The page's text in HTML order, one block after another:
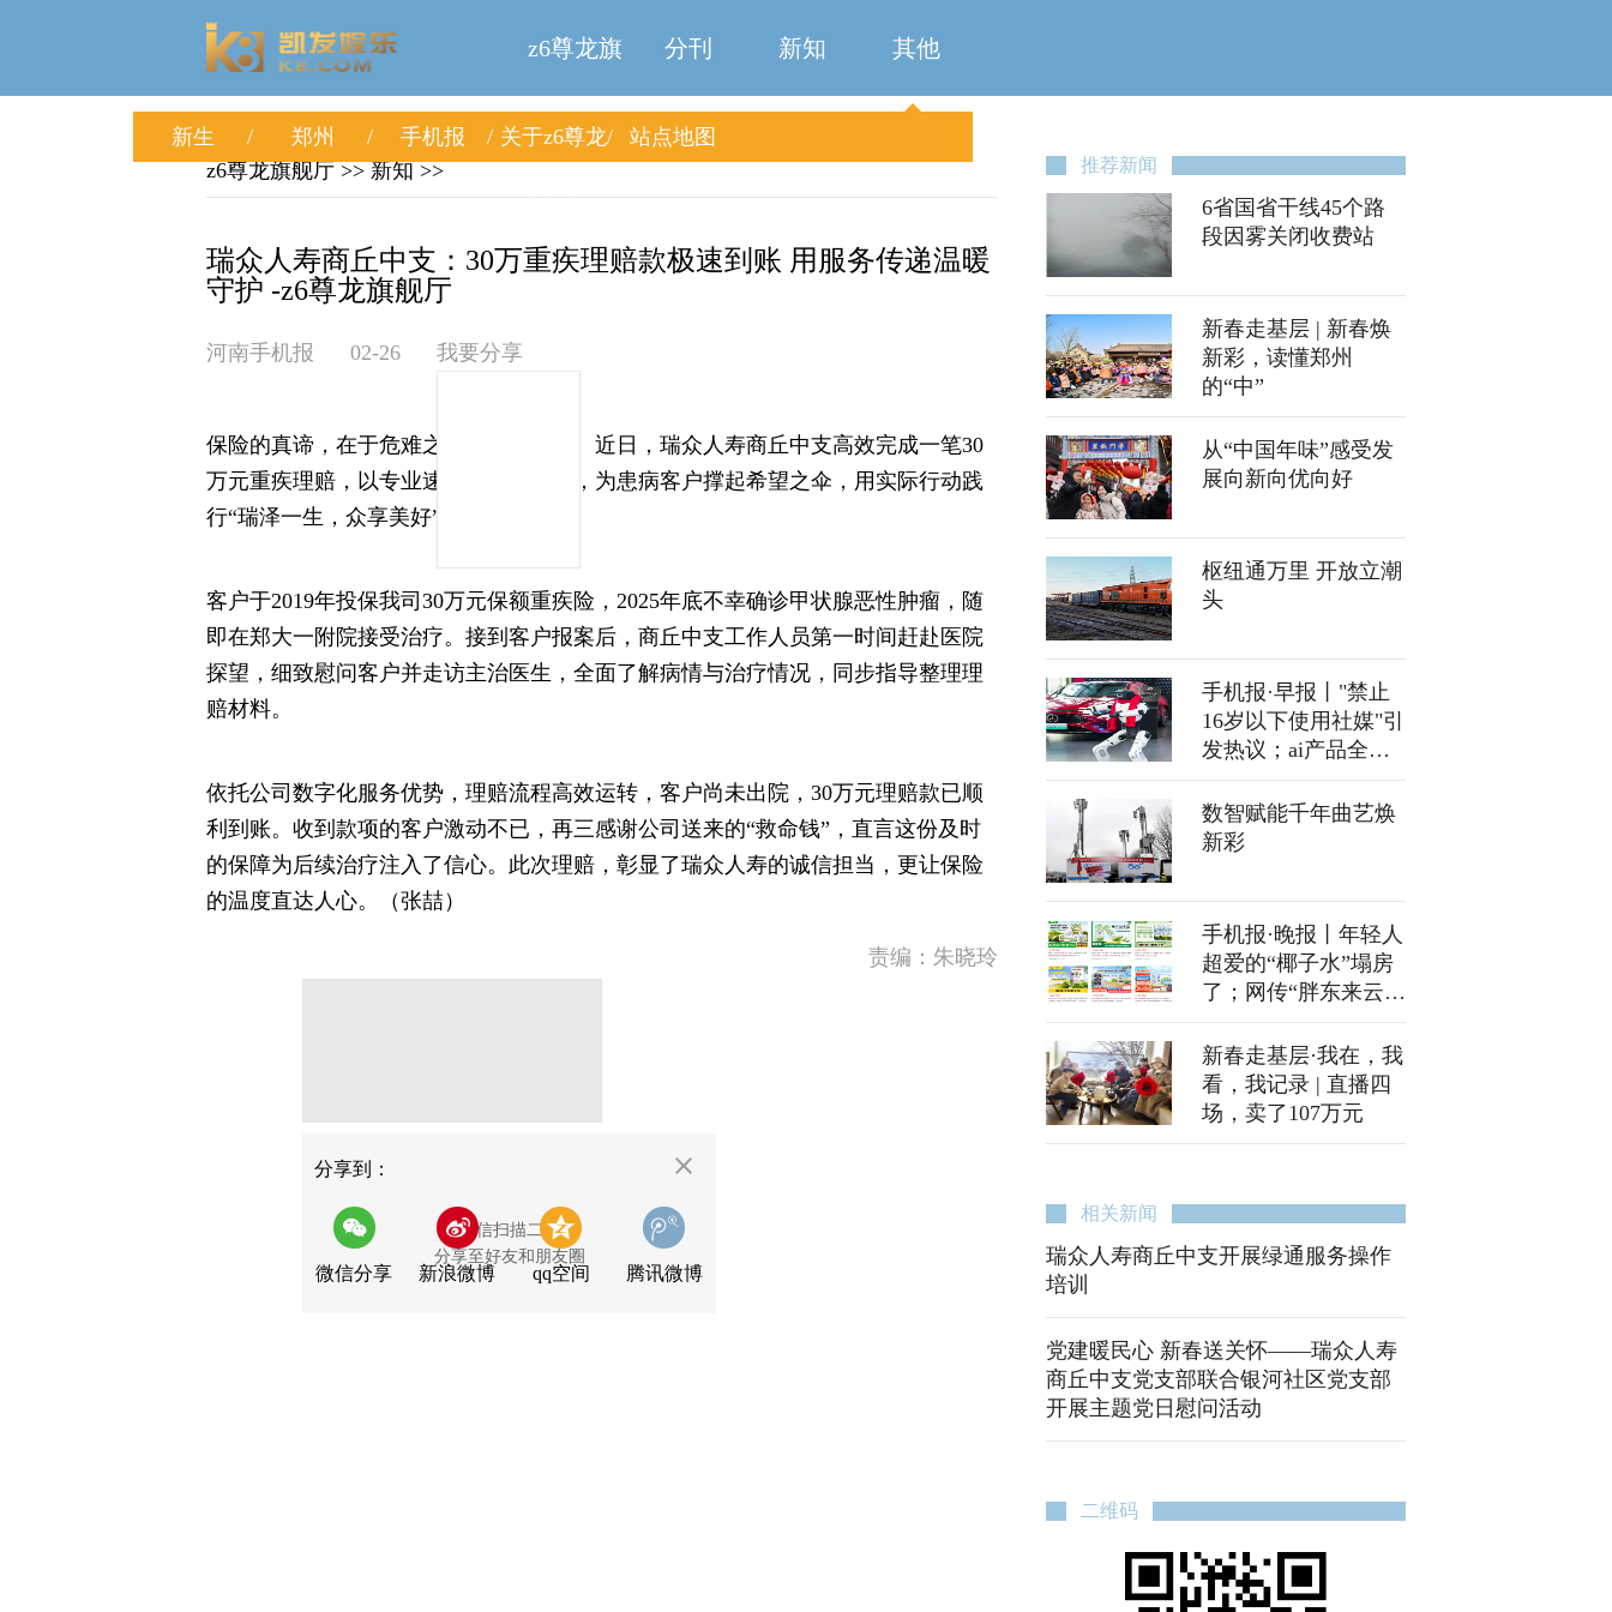
z6尊龙旗
舰厅
分刊 新知 其他
新生 郑州 手机报 关于z6尊龙
站点地图
z6尊龙旗舰厅 >> 新知 >>
瑞众人寿商丘中支：30万重疾理赔款极速到账 用服务传递温暖
守护 -z6尊龙旗舰厅
河南手机报 02-26 我要分享
保险的真谛，在于危难之际的挺身而出。近日，瑞众人寿商丘中支高效完成一笔30
万元重疾理赔，以专业速度与暖心服务，为患病客户撑起希望之伞，用实际行动践
行“瑞泽一生，众享美好”的品牌承诺。
客户于2019年投保我司30万元保额重疾险，2025年底不幸确诊甲状腺恶性肿瘤，随
即在郑大一附院接受治疗。接到客户报案后，商丘中支工作人员第一时间赶赴医院
探望，细致慰问客户并走访主治医生，全面了解病情与治疗情况，同步指导整理理
赔材料。
依托公司数字化服务优势，理赔流程高效运转，客户尚未出院，30万元理赔款已顺
利到账。收到款项的客户激动不已，再三感谢公司送来的“救命钱”，直言这份及时
的保障为后续治疗注入了信心。此次理赔，彰显了瑞众人寿的诚信担当，更让保险
的温度直达人心。（张喆）
责编：朱晓玲
分享到：
微信分享
用微信扫描二维码
分享至好友和朋友圈
新浪微博 qq空间 腾讯微博
推荐新闻
6省国省干线45个路
段因雾关闭收费站
新春走基层 | 新春焕
新彩，读懂郑州
的“中”
从“中国年味”感受发
展向新向优向好
枢纽通万里 开放立潮
头
手机报·早报丨"禁止
16岁以下使用社媒"引
发热议；ai产品全球
总榜发布：千问排第
三
数智赋能千年曲艺焕
新彩
手机报·晚报丨年轻人
超爱的“椰子水”塌房
了；网传“胖东来云仓
有望落子青岛”为不实
信息
新春走基层·我在，我
看，我记录 | 直播四
场，卖了107万元
相关新闻
瑞众人寿商丘中支开展绿通服务操作
培训
党建暖民心 新春送关怀——瑞众人寿
商丘中支党支部联合银河社区党支部
开展主题党日慰问活动
二维码